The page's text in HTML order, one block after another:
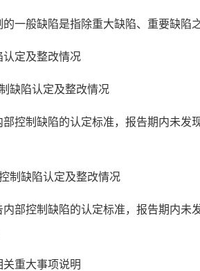
一般缺陷是指除重大缺陷、重要缺陷
认定及整改情况
缺陷认定及整改情况
控制缺陷的认定标准，报告期内未发
制缺陷认定及整改情况
部控制缺陷的认定标准，报告期内未
重大事项说明